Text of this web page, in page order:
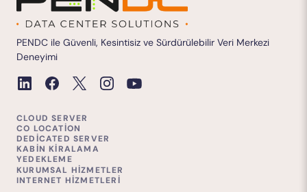
PENDC ile Güvenli, Kesintisiz ve Sürdürülebilir Veri Merkezi
Deneyimi
CLOUD SERVER
CO LOCATION
DEDICATED SERVER
KABIN KIRALAMA
YEDEKLEME
KURUMSAL HIZMETLER
INTERNET HIZMETLERI